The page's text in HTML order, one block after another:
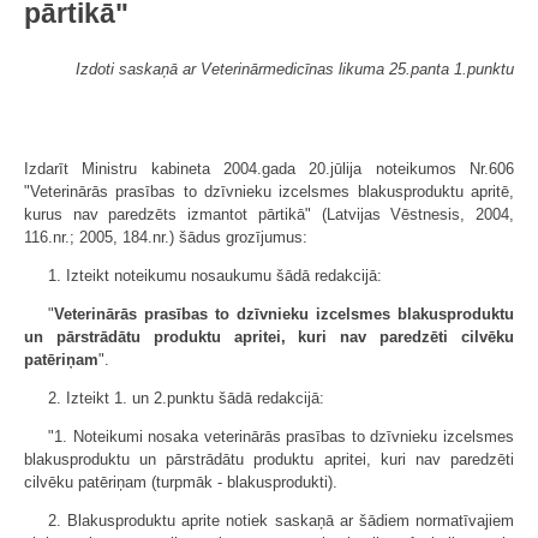
pārtikā"
Izdoti saskaņā ar Veterinārmedicīnas likuma 25.panta 1.punktu
Izdarīt Ministru kabineta 2004.gada 20.jūlija noteikumos Nr.606
"Veterinārās prasības to dzīvnieku izcelsmes blakusproduktu apritē,
kurus nav paredzēts izmantot pārtikā" (Latvijas Vēstnesis, 2004,
116.nr.; 2005, 184.nr.) šādus grozījumus:
1. Izteikt noteikumu nosaukumu šādā redakcijā:
"Veterinārās prasības to dzīvnieku izcelsmes blakusproduktu
un pārstrādātu produktu apritei, kuri nav paredzēti cilvēku
patēriņam".
2. Izteikt 1. un 2.punktu šādā redakcijā:
"1. Noteikumi nosaka veterinārās prasības to dzīvnieku izcelsmes
blakusproduktu un pārstrādātu produktu apritei, kuri nav paredzēti
cilvēku patēriņam (turpmāk - blakusprodukti).
2. Blakusproduktu aprite notiek saskaņā ar šādiem normatīvajiem